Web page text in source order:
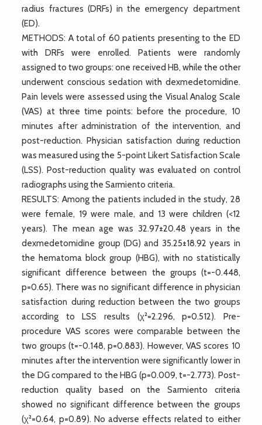
radius fractures (DRFs) in the emergency department
(ED).
METHODS: A total of 60 patients presenting to the ED
with DRFs were enrolled. Patients were randomly
assigned to two groups: one received HB, while the other
underwent conscious sedation with dexmedetomidine.
Pain levels were assessed using the Visual Analog Scale
(VAS) at three time points: before the procedure, 10
minutes after administration of the intervention, and
post-reduction. Physician satisfaction during reduction
was measured using the 5-point Likert Satisfaction Scale
(LSS). Post-reduction quality was evaluated on control
radiographs using the Sarmiento criteria.
RESULTS: Among the patients included in the study, 28
were female, 19 were male, and 13 were children (<12
years). The mean age was 32.97±20.48 years in the
dexmedetomidine group (DG) and 35.25±18.92 years in
the hematoma block group (HBG), with no statistically
significant difference between the groups (t=-0.448,
p=0.65). There was no significant difference in physician
satisfaction during reduction between the two groups
according to LSS results (χ²=2.296, p=0.512). Pre-
procedure VAS scores were comparable between the
two groups (t=-0.148, p=0.883). However, VAS scores 10
minutes after the intervention were significantly lower in
the DG compared to the HBG (p=0.009, t=-2.773). Post-
reduction quality based on the Sarmiento criteria
showed no significant difference between the groups
(χ²=0.64, p=0.89). No adverse effects related to either